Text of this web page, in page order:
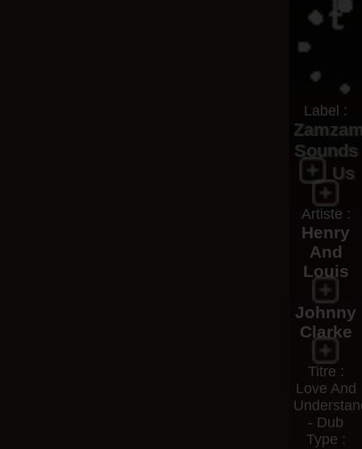
Label :
Sounds
Us
Artiste :
Henry
And
Louis
Johnny
Clarke
Titre :
Love And
- Dub
Type :